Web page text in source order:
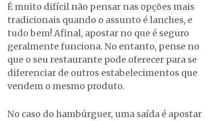
É muito difícil não pensar nas opções mais
tradicionais quando o assunto é lanches, e
tudo bem! Afinal, apostar no que é seguro
geralmente funciona. No entanto, pense no
que o seu restaurante pode oferecer para se
diferenciar de outros estabelecimentos que
vendem o mesmo produto.
No caso do hambúrguer, uma saída é apostar